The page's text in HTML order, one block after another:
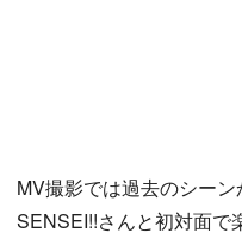
MV撮影では過去のシー
SENSEI!!さんと初対面で